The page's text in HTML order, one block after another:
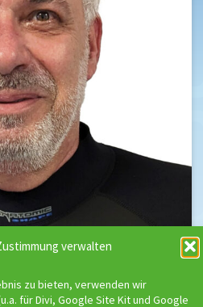
verwalten
zu bieten, verwenden wir
für Divi, Google Site Kit und Google